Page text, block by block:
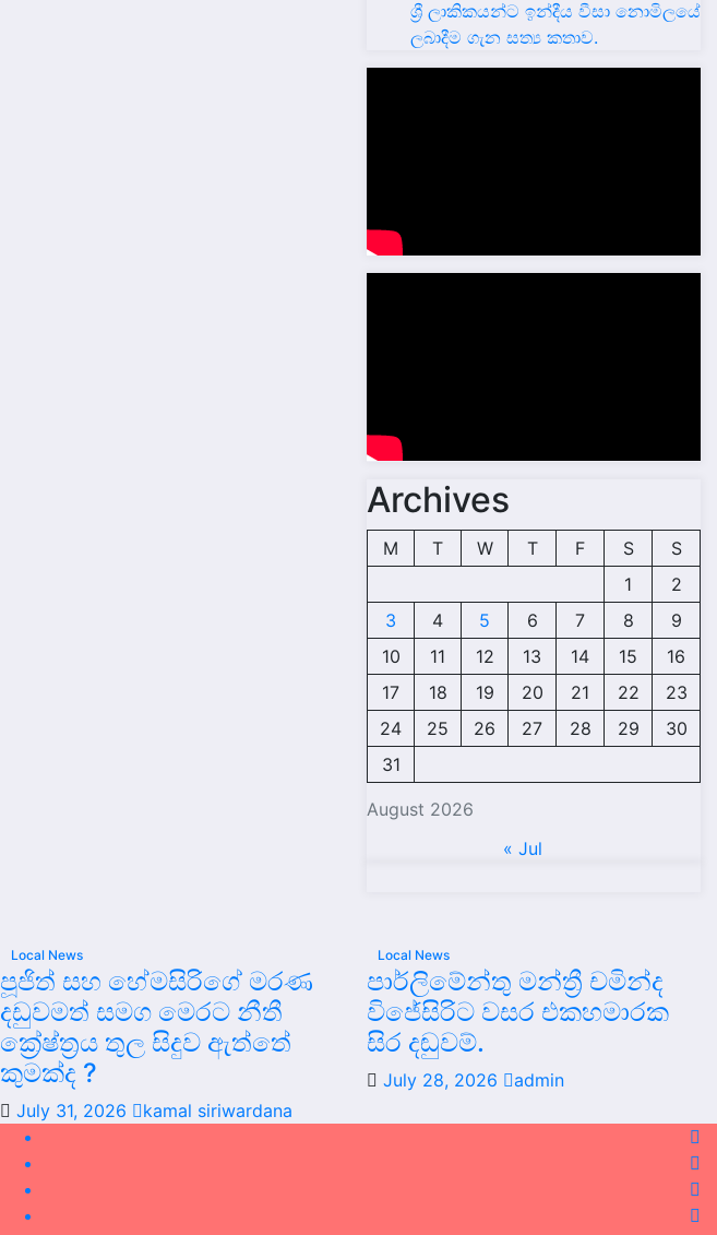
ශ්‍රී ලාකිකයන්ට ඉන්දීය වීසා නොමිලයේ
ලබාදීම ගැන සත්‍ය කතාව.
Archives
August 2026
M T W T F S
S
1
2
3
4 5 6 7 8
9
10
11 12 13 14 15
16
17
18 19 20 21 22
23
24
25 26 27 28 29
30
31
« Jul
Local News
පූජිත් සහ හේමසිරිගේ මරණ
දඩුවමත් සමග මෙරට නීතී
ක්‍රේෂ්ත්‍රය තුල සිදුව ඇත්තේ
කුමක්ද ?
July 31, 2026 kamal siriwardana
Local News
පාර්ලිමේන්තු මන්ත්‍රී චමින්ද
විජේසිරිට වසර එකහමාරක
සිර දඬුවම්.
July 28, 2026 admin